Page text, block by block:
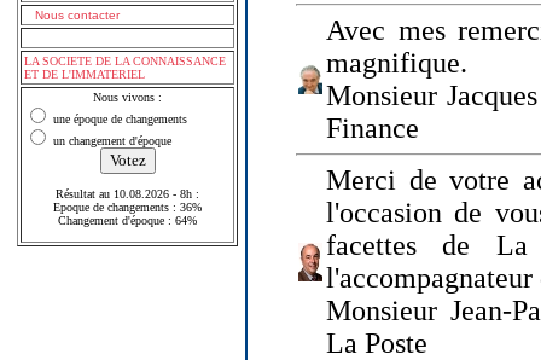
Nous contacter
LA SOCIETE DE LA CONNAISSANCE
ET DE L'IMMATERIEL
Nous vivons :
une époque de changements
un changement d'époque
Résultat au 10.08.2026 - 8h :
Epoque de changements : 36%
Changement d'époque : 64%
Avec mes
magnifique.
Monsieur
Finance
Merci de votre
l'occasion de
facettes de
Monsieur Jean-
La Poste